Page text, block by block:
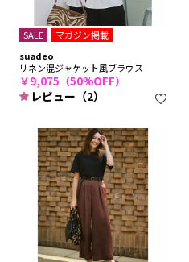
SALE
マガジン掲載
suadeo
リネン混ジャケット風ブラウス
￥9,075（50%OFF）
レビュー（2）